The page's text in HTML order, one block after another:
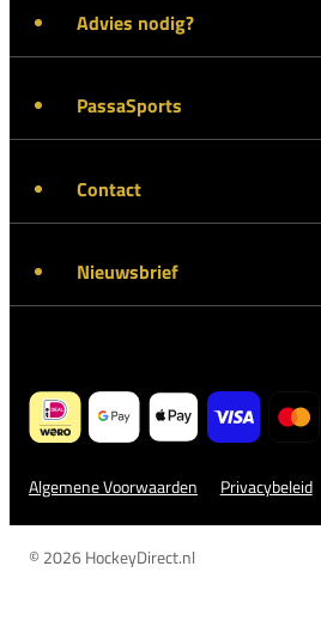
Advies nodig?
PassaSports
Contact
Nieuwsbrief
Algemene Voorwaarden Privacybeleid
© 2026 HockeyDirect.nl